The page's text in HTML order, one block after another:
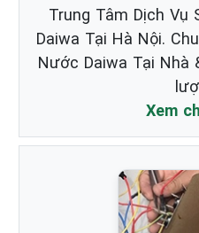
Trung Tâm Dịch Vụ
Daiwa Tại Hà Nội.
Nước Daiwa Tại Nhà
Xem